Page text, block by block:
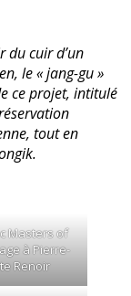
du cuir d’un
le « jang-gu »
ce projet, intitulé
tout en
Masters of
à Pierre-
Renoir